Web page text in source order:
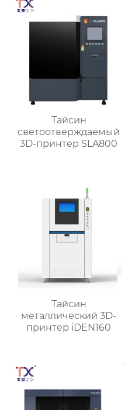
Тайсин
светоотверждаемый
3D-принтер SLA800
Тайсин
металлический 3D-
принтер iDEN160